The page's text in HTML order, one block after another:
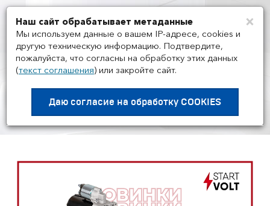
НОВОСТИ ПРОИЗВОДИТЕЛЕЙ
STARTVOLT: новинки в
категории стартеры и генераторы
×
Наш сайт обрабатывает метаданные
Мы используем данные о вашем IP-адресе, cookies и
другую техническую информацию. Подтвердите,
пожалуйста, что согласны на обработку этих данных
(текст соглашения) или закройте сайт.
Даю согласие на обработку COOKIES